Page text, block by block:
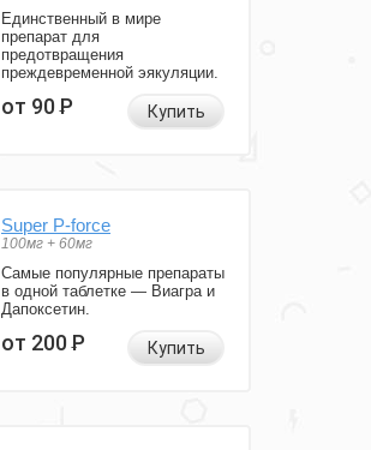
Единственный в мире
препарат для
предотвращения
преждевременной эякуляции.
от 90Р Купить
Super P-force
100мг + 60мг
Самые популярные препараты
в одной таблетке — Виагра и
Дапоксетин.
от 200Р Купить